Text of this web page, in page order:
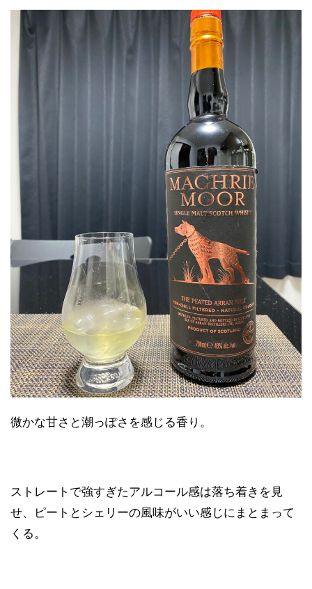
微かな甘さと潮っぽさを感じる香り。
ストレートで強すぎたアルコール感は落ち着きを見
せ、ピートとシェリーの風味がいい感じにまとまって
くる。